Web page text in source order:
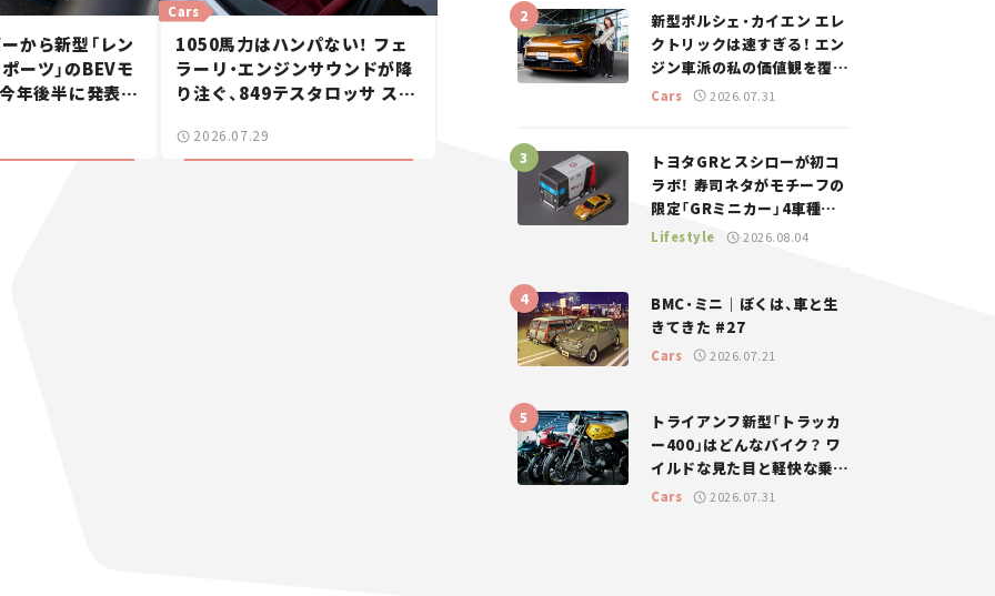
から新型「レン
ーツ」のBEVモ
年後半に発表へ
Cars
1050馬力はハンパない！ フェ
ラーリ・エンジンサウンドが降
り注ぐ、849テスタロッサ スパ
2026.07.29
新型ポルシェ・カイエン エレ
クトリックは速すぎる！ エン
ジン車派の私の価値観を覆し
た、新しいポルシェの走り。
Cars 2026.07.31
トヨタGRとスシローが初コ
ラボ！ 寿司ネタがモチーフの
限定「GRミニカー」4車種が
登場。入手方法は？【クルマ
Lifestyle 2026.08.04
BMC・ミニ｜ぼくは、車と生
きてきた #27
Cars 2026.07.21
トライアンフ新型「トラッカ
ー400」はどんなバイク？ ワ
イルドな見た目と軽快な乗り
味を両立した400ccフラット
Cars 2026.07.31